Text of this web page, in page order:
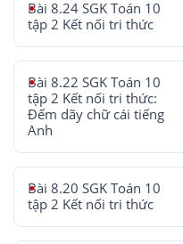
Bài 8.24 SGK Toán 10
tập 2 Kết nối tri thức
Bài 8.22 SGK Toán 10
tập 2 Kết nối tri thức:
Đếm dãy chữ cái tiếng
Anh
Bài 8.20 SGK Toán 10
tập 2 Kết nối tri thức